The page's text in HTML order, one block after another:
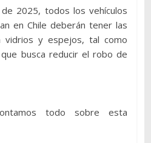
2025, todos los vehículos
en Chile deberán tener las
vidrios y espejos, tal como
busca reducir el robo de
todo sobre esta